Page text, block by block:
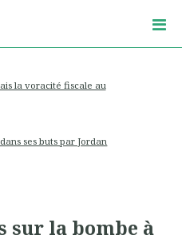
la voracité fiscale au
ses buts par Jordan
sur la bombe à